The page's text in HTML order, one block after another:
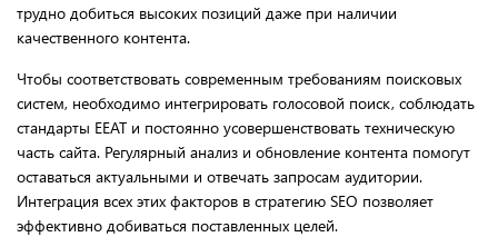
трудно добиться высоких позиций даже при наличии
качественного контента.
Чтобы соответствовать современным требованиям поисковых
систем, необходимо интегрировать голосовой поиск, соблюдать
стандарты EEAT и постоянно усовершенствовать техническую
часть сайта. Регулярный анализ и обновление контента помогут
оставаться актуальными и отвечать запросам аудитории.
Интеграция всех этих факторов в стратегию SEO позволяет
эффективно добиваться поставленных целей.